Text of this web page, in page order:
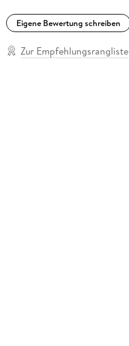
Eigene Bewertung schreiben
Zur Empfehlungsrangliste